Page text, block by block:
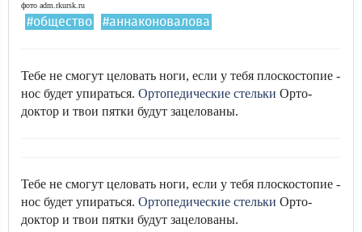
фото adm.rkursk.ru
#общество #аннаконовалова
Тебе не смогут целовать ноги, если у тебя плоскостопие -
нос будет упираться. Ортопедические стельки Орто-
доктор и твои пятки будут зацелованы.
Тебе не смогут целовать ноги, если у тебя плоскостопие -
нос будет упираться. Ортопедические стельки Орто-
доктор и твои пятки будут зацелованы.